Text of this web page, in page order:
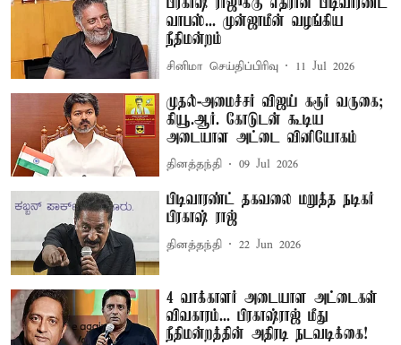
பிரகாஷ் ராஜுக்கு எதிரான பிடிவாரண்ட்
வாபஸ்... முன்ஜாமீன் வழங்கிய
நீதிமன்றம்
சினிமா செய்திப்பிரிவு 11 Jul 2026
முதல்-அமைச்சர் விஜய் கரூர் வருகை;
கியூ.ஆர். கோடுடன் கூடிய
அடையாள அட்டை வினியோகம்
தினத்தந்தி 09 Jul 2026
பிடிவாரண்ட் தகவலை மறுத்த நடிகர்
பிரகாஷ் ராஜ்
தினத்தந்தி 22 Jun 2026
4 வாக்காளர் அடையாள அட்டைகள்
விவகாரம்... பிரகாஷ்ராஜ் மீது
நீதிமன்றத்தின் அதிரடி நடவடிக்கை!